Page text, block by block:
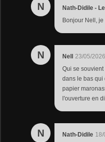
N Nath-Didile -
Bonjour Nell,
N Nell 23/05/
Qui se
dans le bas qui
papier
l'ouverture en
N Nath-Didile